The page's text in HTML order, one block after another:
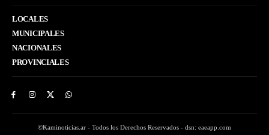
LOCALES
MUNICIPALES
NACIONALES
PROVINCIALES
©Kaminoticias.ar - Todos los Derechos Reservados - dsn: eaeapp.com